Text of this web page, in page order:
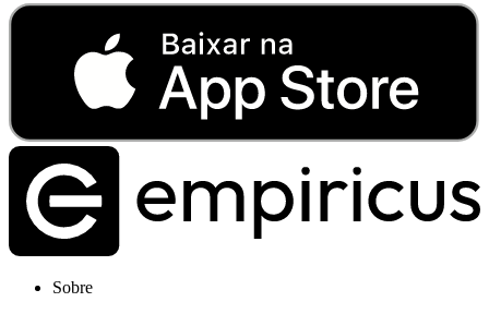
Sobre